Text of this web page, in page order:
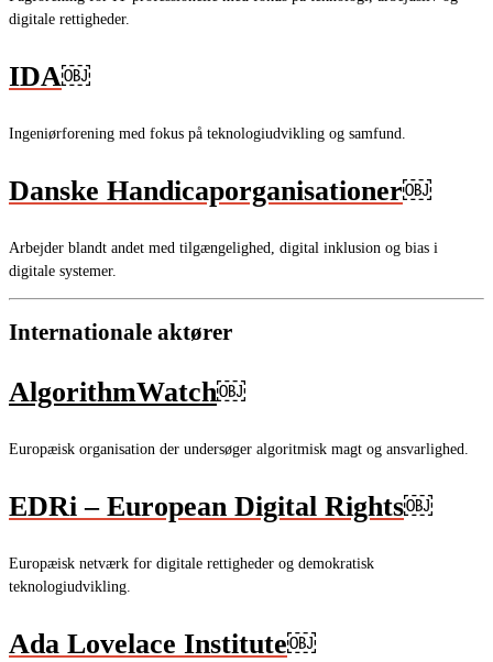
digitale rettigheder.
IDA￼
Ingeniørforening med fokus på teknologiudvikling og samfund.
Danske Handicaporganisationer￼
Arbejder blandt andet med tilgængelighed, digital inklusion og bias i
digitale systemer.
Internationale aktører
AlgorithmWatch￼
Europæisk organisation der undersøger algoritmisk magt og ansvarlighed.
EDRi – European Digital Rights￼
Europæisk netværk for digitale rettigheder og demokratisk
teknologiudvikling.
Ada Lovelace Institute￼